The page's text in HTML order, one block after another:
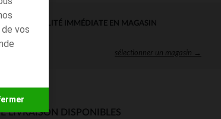
vos
DISPONIBILITÉ IMMÉDIATE EN MAGASIN
sélectionner un magasin →
LIVRAISON DISPONIBLES